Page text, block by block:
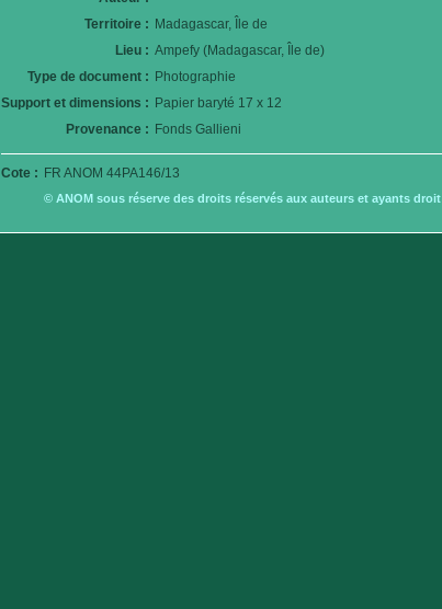
Territoire : Madagascar, Île de
Lieu : Ampefy (Madagascar, Île de)
Type de document : Photographie
Support et dimensions : Papier baryté 17 x 12
Provenance : Fonds Gallieni
Cote : FR ANOM 44PA146/13
© ANOM sous réserve des droits réservés aux auteurs et ayants droit